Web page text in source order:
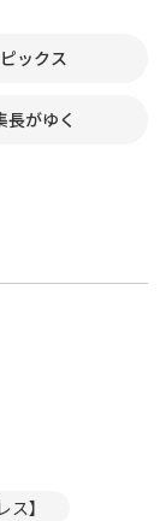
ックス
長がゆく
】